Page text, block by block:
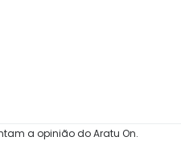
a opinião do Aratu On.